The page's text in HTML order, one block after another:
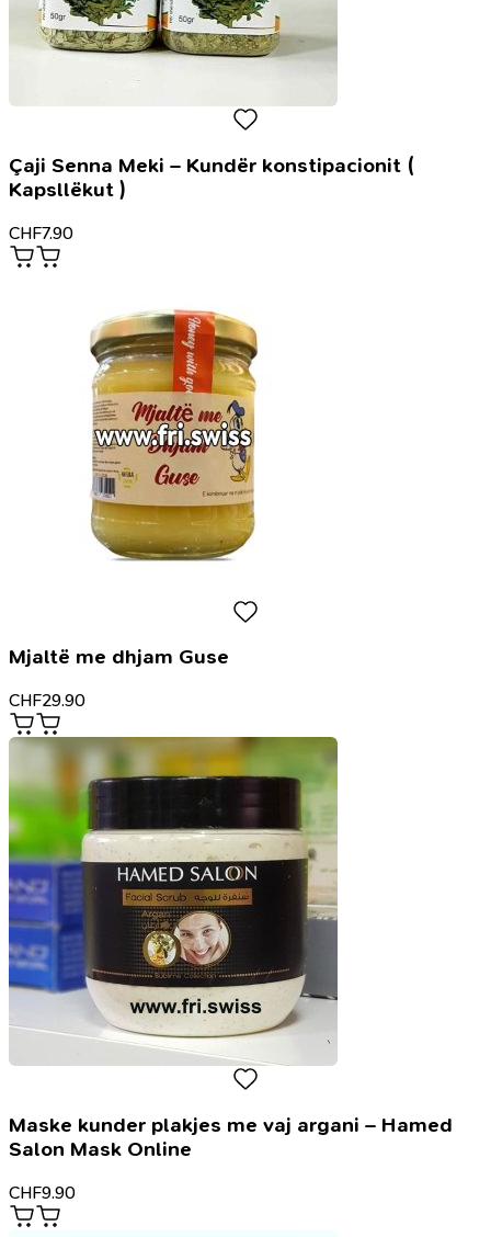
Çaji Senna Meki – Kundër konstipacionit (
Kapsllëkut )
CHF7.90
Mjaltë me dhjam Guse
CHF29.90
Maske kunder plakjes me vaj argani – Hamed
Salon Mask Online
CHF9.90